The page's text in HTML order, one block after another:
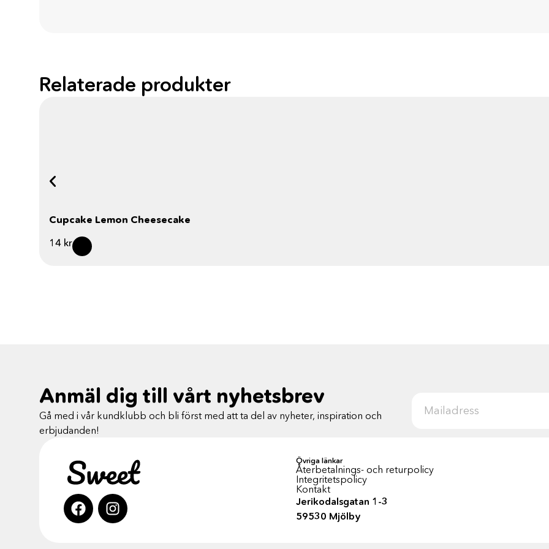
Relaterade produkter
Cupcake Lemon Cheesecake
14 kr
Anmäl dig till vårt nyhetsbrev
Gå med i vår kundklubb och bli först med att ta del av nyheter, inspiration och
erbjudanden!
Övriga länkar
Återbetalnings- och returpolicy
Integritetspolicy
Kontakt
Jerikodalsgatan 1-3
59530 Mjölby